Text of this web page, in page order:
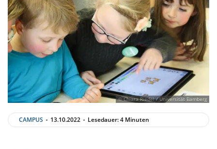
© Chiara Riedel / Universität Bamberg
CAMPUS 13.10.2022 Lesedauer: 4 Minuten